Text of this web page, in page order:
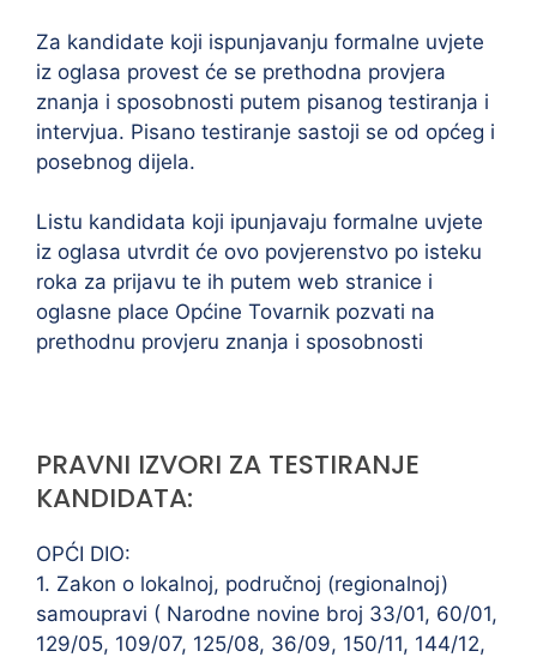
Za kandidate koji ispunjavanju formalne uvjete
iz oglasa provest će se prethodna provjera
znanja i sposobnosti putem pisanog testiranja i
intervjua. Pisano testiranje sastoji se od općeg i
posebnog dijela.
Listu kandidata koji ipunjavaju formalne uvjete
iz oglasa utvrdit će ovo povjerenstvo po isteku
roka za prijavu te ih putem web stranice i
oglasne place Općine Tovarnik pozvati na
prethodnu provjeru znanja i sposobnosti
PRAVNI IZVORI ZA TESTIRANJE
KANDIDATA:
OPĆI DIO:
1. Zakon o lokalnoj, područnoj (regionalnoj)
samoupravi ( Narodne novine broj 33/01, 60/01,
129/05, 109/07, 125/08, 36/09, 150/11, 144/12,